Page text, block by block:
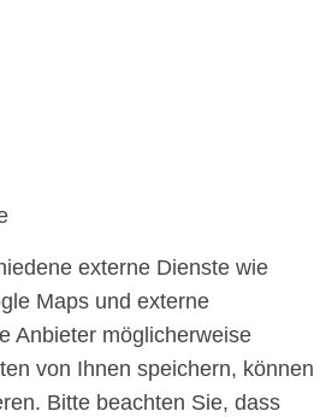
externe Dienste wie
Maps und externe
Anbieter möglicherweise
von Ihnen speichern, können
Bitte beachten Sie, dass